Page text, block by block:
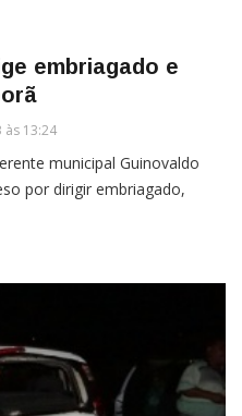
embriagado e
às 13:24
municipal Guinovaldo
por dirigir embriagado,